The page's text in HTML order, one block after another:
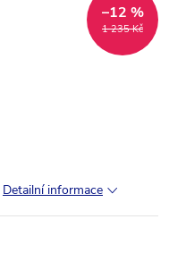
1 235 Kč
–12 %
Detailní informace